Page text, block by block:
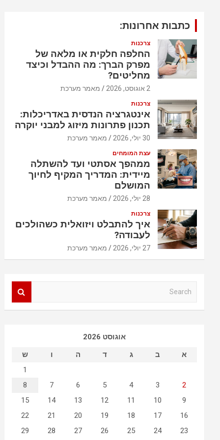
כתבות אחרונות:
צרכנות
החלפה חלקית או מלאה של
מפרק הברך: מה ההבדל וכיצד
מחליטים?
2 אוגוסט, 2026 מאמר מערכת
צרכנות
אינטגרציה הנדסית באדריכלות:
תכנון פתרונות מיזוג למבני יוקרה
30 יולי, 2026 מאמר מערכת
עצת המומחים
ממהפך אסתטי ועד להשתלה
מיידית: המדריך המקיף לחיוך
המושלם
28 יולי, 2026 מאמר מערכת
צרכנות
איך להתבלט ויזואלית כשהולכים
לעבודה?
27 יולי, 2026 מאמר מערכת
אוגוסט 2026
א
ב ג ד ה ו ש
1
2
3
4
5
6
7
8
9
10
11
12
13
14
15
16
17
18
19
20
21
22
23
24
25
26
27
28
29